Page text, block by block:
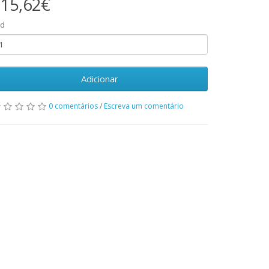
Adicionar
0 comentários/ Escreva um comentário